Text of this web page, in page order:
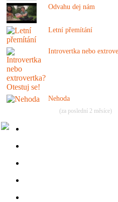
Odvahu dej nám
Letní přemítání
Introvertka nebo
Nehoda
(za poslední 2 měsíce)